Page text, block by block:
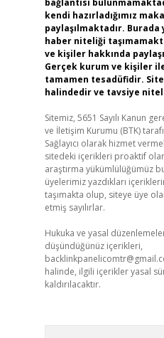
bağlantısı
kendi hazırladığımız
paylaşılmaktadır.
haber niteliği
ve kişiler hakkında
Gerçek kurum ve kişiler
tamamen tesadüfidir.
halindedir ve tavsiye
Sitemiz, 5651 Sayılı Kanun
ve İletişim Kurumu (BTK)
Sağlayıcı olarak hizmet
sitedeki içerikleri proaktif
araştırma yükümlülüğümüz
üyelerimiz yazdıkları
taşımakta olup, siteye üye
etmiş sayılırlar.
Hukuka ve yasal
düşündüğünüz içerikleri,
halinde, ilgili içerikler yasal
kaldırılacaktır.